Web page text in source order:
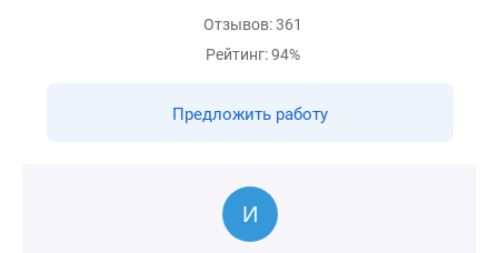
Отзывов: 361
Рейтинг: 94%
Предложить работу